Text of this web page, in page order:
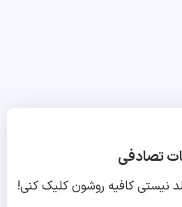
تصادفی
نیستی کافیه روشون کلیک کنی!